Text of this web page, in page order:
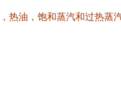
热油，饱和蒸汽和过热蒸